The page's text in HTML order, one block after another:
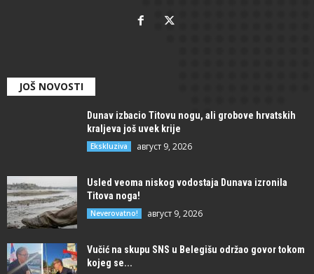
JOŠ NOVOSTI
Dunav izbacio Titovu nogu, ali grobove hrvatskih
kraljeva još uvek krije
Ekskluziva август 9, 2026
Usled veoma niskog vodostaja Dunava izronila
Titova noga!
Neverovatno! август 9, 2026
Vučić na skupu SNS u Belegišu održao govor tokom
kojeg se...